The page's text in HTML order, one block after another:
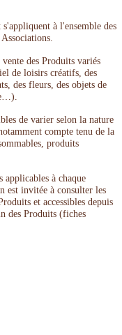
à l'ensemble des
des Produits variés
de loisirs créatifs, des
des fleurs, des objets de
de varier selon la nature
compte tenu de la
produits
applicables à chaque
est invitée à consulter les
et accessibles depuis
des Produits (fiches